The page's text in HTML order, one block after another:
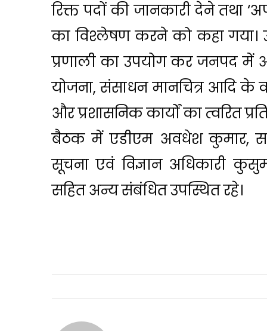
रिक्त पदों की जानकारी देने तथा
का विश्लेषण करने को कहा गया।
प्रणाली का उपयोग कर जनपद
योजना, संसाधन मानचित्र आदि
और प्रशासनिक कार्यों का त्वरित
बैठक में एडीएम अवधेश कुमार,
सूचना एवं विज्ञान अधिकारी
सहित अन्य संबंधित उपस्थित रहे।